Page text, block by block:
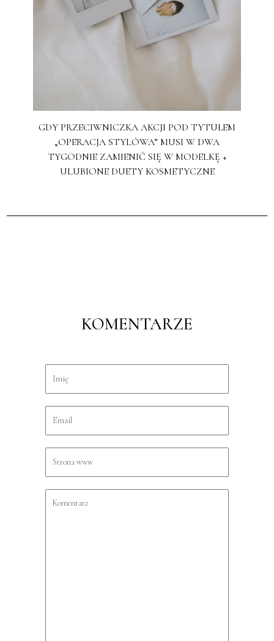
GDY PRZECIWNICZKA AKCJI POD TYTUŁEM
„OPERACJA STYLÓWA” MUSI W DWA
TYGODNIE ZAMIENIĆ SIĘ W MODELKĘ +
ULUBIONE DUETY KOSMETYCZNE
KOMENTARZE